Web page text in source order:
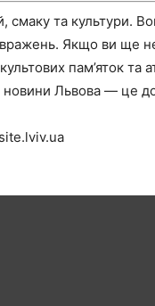
смаку та культури.
Якщо ви ще не
пам’яток та
новини Львова — це